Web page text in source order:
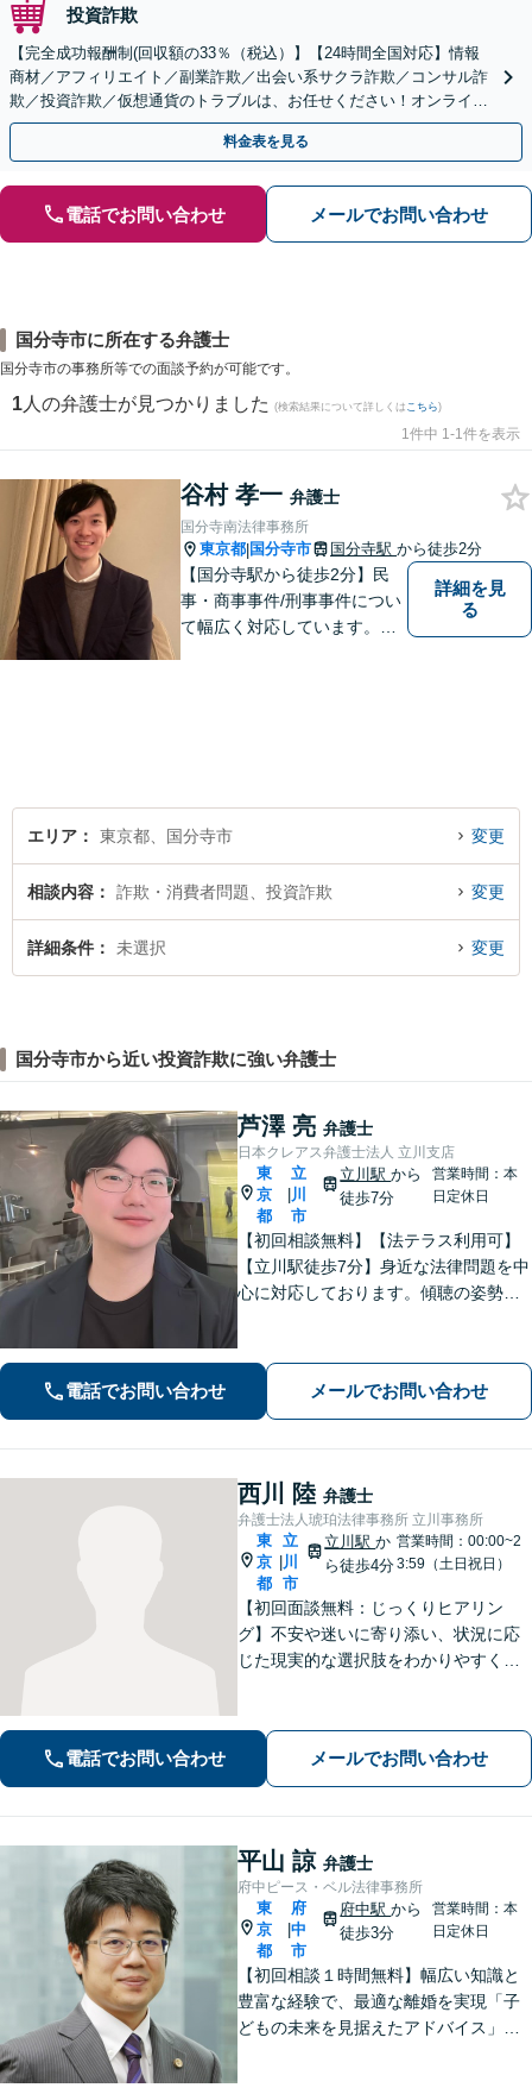
投資詐欺
【完全成功報酬制(回収額の33％（税込）】【24時間全国対応】情報
商材／アフィリエイト／副業詐欺／出会い系サクラ詐欺／コンサル詐
欺／投資詐欺／仮想通貨のトラブルは、お任せください！オンライン
のみで解決も可能！
料金表を見る
電話でお問い合わせ メールでお問い合わせ
国分寺市に所在する弁護士
国分寺市の事務所等での面談予約が可能です。
1 人の弁護士が見つかりました (検索結果について詳しくは こちら)
1件中 1-1件を表示
谷村 孝一 弁護士
国分寺南法律事務所
東京都|国分寺市 国分寺駅 から徒歩2分
【国分寺駅から徒歩2分】民
事・商事事件/刑事事件につい
て幅広く対応しています。ま
詳細を見
る
エリア 東京都、国分寺市 変更
相談内容 詐欺・消費者問題、投資詐欺 変更
詳細条件 未選択 変更
国分寺市から近い投資詐欺に強い弁護士
芦澤 亮 弁護士
日本クレアス弁護士法人 立川支店
東
京
都
立
川
市
立川駅から
徒歩7分
営業時間：本
日定休日
【初回相談無料】【法テラス利用可】
【立川駅徒歩7分】身近な法律問題を中
心に対応しております。傾聴の姿勢と
ましたらお気軽にご相談ください。
【電話相談可】【休日・夜間面談可】
電話でお問い合わせ メールでお問い合わせ
西川 陸 弁護士
弁護士法人琥珀法律事務所 立川事務所
東
京
都
立
川
市
立川駅か
ら徒歩4分
営業時間：00:00~2
3:59（土日祝日）
【初回面談無料：じっくりヒアリン
グ】不安や迷いに寄り添い、状況に応
じた現実的な選択肢をわかりやすくご
対応】【電話・オンライン面談可】
電話でお問い合わせ メールでお問い合わせ
平山 諒 弁護士
府中ピース・ベル法律事務所
東
京
都
府
中
市
府中駅から
徒歩3分
営業時間：本
日定休日
【初回相談１時間無料】幅広い知識と
豊富な経験で、最適な離婚を実現「子
どもの未来を見据えたアドバイス」